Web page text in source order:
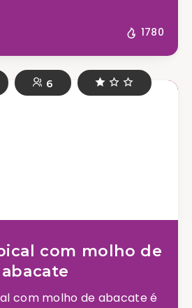
1780
6
com molho de
abacate
com molho de abacate é